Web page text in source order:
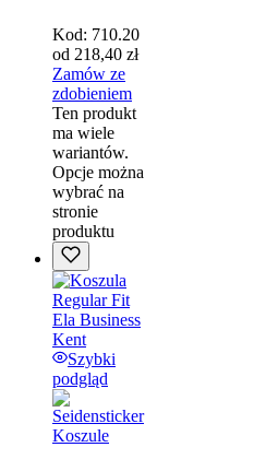
Kod: 710.20
od 218,40 zł
Zamów ze
zdobieniem
Ten produkt
ma wiele
wariantów.
Opcje można
wybrać na
stronie
produktu
Szybki
podgląd
Koszule